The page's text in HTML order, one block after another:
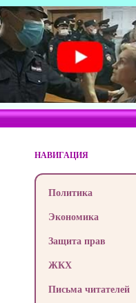
НАВИГАЦИЯ
Политика
Экономика
Защита прав
ЖКХ
Письма читателей